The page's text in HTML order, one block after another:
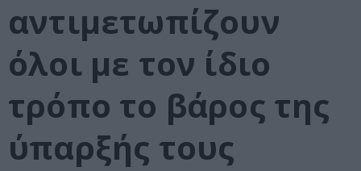
αντιμετωπίζουν
όλοι με τον ίδιο
τρόπο το βάρος της
ύπαρξής τους